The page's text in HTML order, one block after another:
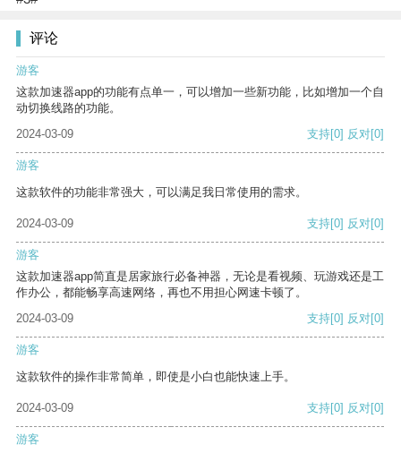
评论
游客
这款加速器app的功能有点单一，可以增加一些新功能，比如增加一个自
动切换线路的功能。
2024-03-09
支持[0] 反对[0]
游客
这款软件的功能非常强大，可以满足我日常使用的需求。
2024-03-09 支持[0] 反对[0]
游客
这款加速器app简直是居家旅行必备神器，无论是看视频、玩游戏还是工
作办公，都能畅享高速网络，再也不用担心网速卡顿了。
2024-03-09
支持[0] 反对[0]
游客
这款软件的操作非常简单，即使是小白也能快速上手。
2024-03-09 支持[0] 反对[0]
游客